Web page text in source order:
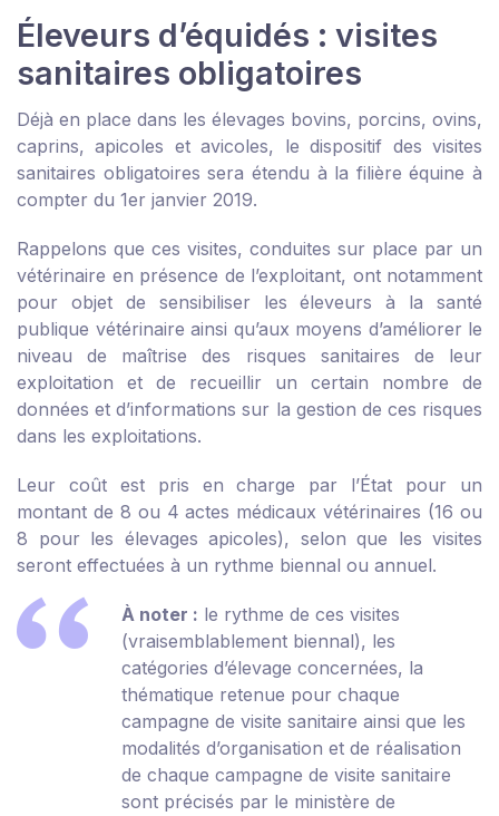
Éleveurs d’équidés : visites
sanitaires obligatoires
Déjà en place dans les élevages bovins, porcins, ovins,
caprins, apicoles et avicoles, le dispositif des visites
sanitaires obligatoires sera étendu à la filière équine à
compter du 1er janvier 2019.
Rappelons que ces visites, conduites sur place par un
vétérinaire en présence de l’exploitant, ont notamment
pour objet de sensibiliser les éleveurs à la santé
publique vétérinaire ainsi qu’aux moyens d’améliorer le
niveau de maîtrise des risques sanitaires de leur
exploitation et de recueillir un certain nombre de
données et d’informations sur la gestion de ces risques
dans les exploitations.
Leur coût est pris en charge par l’État pour un
montant de 8 ou 4 actes médicaux vétérinaires (16 ou
8 pour les élevages apicoles), selon que les visites
seront effectuées à un rythme biennal ou annuel.
À noter : le rythme de ces visites
(vraisemblablement biennal), les
catégories d’élevage concernées, la
thématique retenue pour chaque
campagne de visite sanitaire ainsi que les
modalités d’organisation et de réalisation
de chaque campagne de visite sanitaire
sont précisés par le ministère de